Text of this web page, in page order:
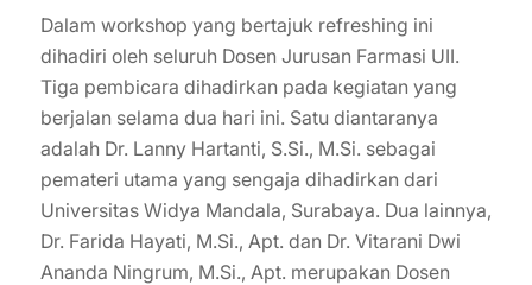
Dalam workshop yang bertajuk refreshing ini
dihadiri oleh seluruh Dosen Jurusan Farmasi UII.
Tiga pembicara dihadirkan pada kegiatan yang
berjalan selama dua hari ini. Satu diantaranya
adalah Dr. Lanny Hartanti, S.Si., M.Si. sebagai
pemateri utama yang sengaja dihadirkan dari
Universitas Widya Mandala, Surabaya. Dua lainnya,
Dr. Farida Hayati, M.Si., Apt. dan Dr. Vitarani Dwi
Ananda Ningrum, M.Si., Apt. merupakan Dosen